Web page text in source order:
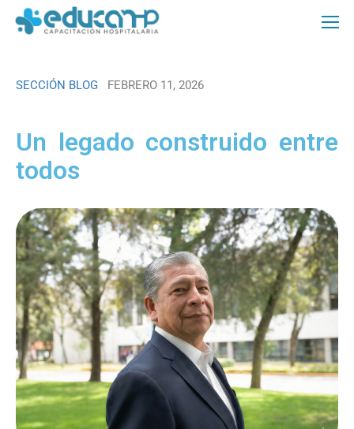
SECCIÓN BLOG FEBRERO 11, 2026
Un legado construido entre
todos